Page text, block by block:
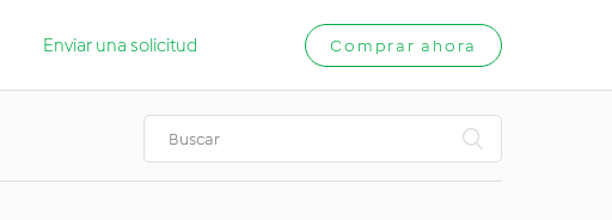
Enviar una solicitud Comprar ahora